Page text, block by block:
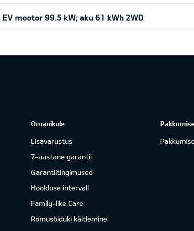
EV mootor 99.5 kW; aku 61 kWh 2WD
Omanikule
Lisavarustus
7-aastane garantii
Garantiitingimused
Hoolduse intervall
Family-like Care
Romusõiduki käitlemine